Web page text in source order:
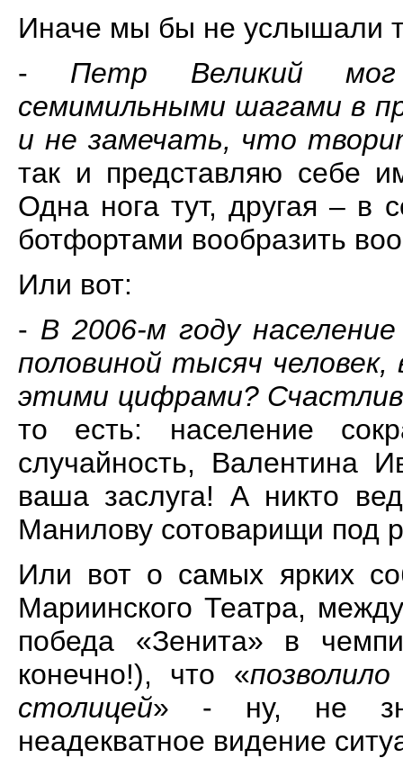
Иначе мы бы не услышали
- Петр Великий мог
семимильными шагами в
и не замечать, что
так и представляю себе
Одна нога тут, другая – в
ботфортами вообразить
Или вот:
- В 2006-м году
половиной тысяч
этими цифрами?
то есть: население
случайность, Валентина
ваша заслуга! А никто
Манилову сотоварищи под
Или вот о самых ярких
Мариинского Театра,
победа «Зенита» в
конечно!), что «
столицей» - ну, не
неадекватное видение